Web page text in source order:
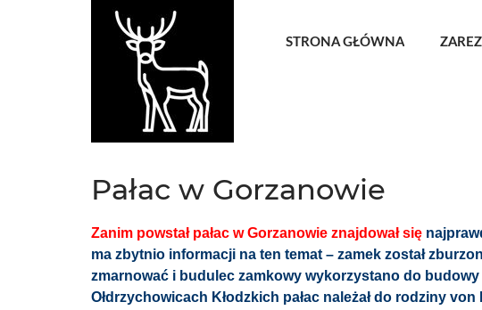
STRONA GŁÓWNA
Pałac w Gorzanowie
Zanim powstał pałac w Gorzanowie znajdował się
ma zbytnio informacji na ten temat – zamek został
zmarnować i budulec zamkowy wykorzystano do budowy
Ołdrzychowicach Kłodzkich pałac należał do rodziny